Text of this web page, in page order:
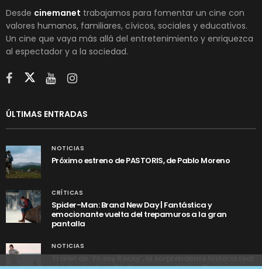
Desde cinemanet trabajamos para fomentar un cine con
valores humanos, familiares, cívicos, sociales y educativos.
Un cine que vaya más allá del entretenimiento y enriquezca
al espectador y a la sociedad.
ÚLTIMAS ENTRADAS
NOTICIAS
Próximo estreno de PASTORIS, de Pablo Moreno
CRÍTICAS
Spider-Man: Brand New Day | Fantástica y
emocionante vuelta del trepamuros a la gran
pantalla
NOTICIAS
Tráiler de ‘Yo soy Rocky’, la sorprendente historia real